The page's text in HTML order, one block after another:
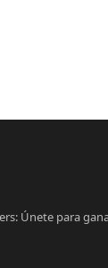
Únete para